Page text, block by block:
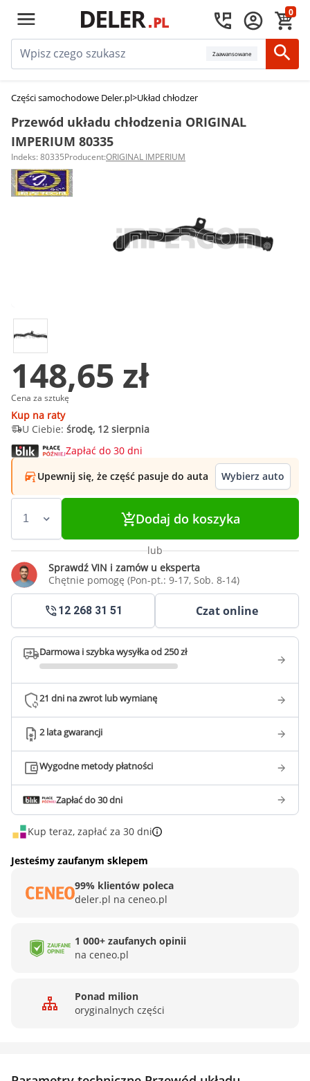
0
Zaawansowane
Części samochodowe Deler.pl>Układ chłodzenia silnika
Przewód układu chłodzenia ORIGINAL
IMPERIUM 80335
Indeks: 80335Producent:ORIGINAL IMPERIUM
148,65 zł
Cena za sztukę
Kup na raty
U Ciebie: środę, 12 sierpnia
Zapłać do 30 dni
Upewnij się, że część pasuje do auta
Wybierz auto
Dodaj do koszyka
lub
Sprawdź VIN i zamów u eksperta
Chętnie pomogę (Pon-pt.: 9-17, Sob. 8-14)
12 268 31 51 Czat online
Darmowa i szybka wysyłka od 250 zł
21 dni na zwrot lub wymianę
2 lata gwarancji
Wygodne metody płatności
Zapłać do 30 dni
Kup teraz, zapłać za 30 dni
Jesteśmy zaufanym sklepem
99% klientów poleca
deler.pl na ceneo.pl
1 000+ zaufanych opinii
na ceneo.pl
Ponad milion
oryginalnych części